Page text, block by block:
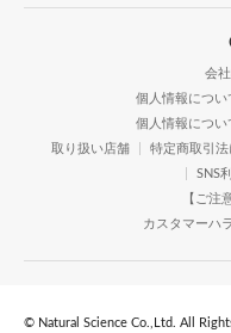
会
個人情報につい
個人情報につい
取り扱い店舗
特定商取引
SNS
【ご注
カスタマーハ
© Natural Science Co.,Ltd. All